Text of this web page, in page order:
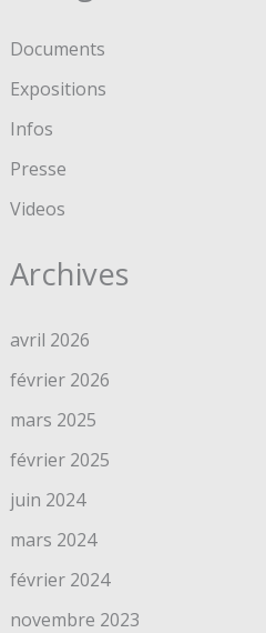
Documents
Expositions
Infos
Presse
Videos
Archives
avril 2026
février 2026
mars 2025
février 2025
juin 2024
mars 2024
février 2024
novembre 2023